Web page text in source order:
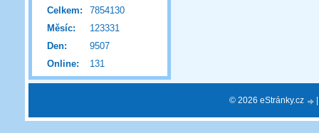
Online: 131
Celkem:
7854130
Měsíc:
123331
Den:
9507
© 2026 eStránky.cz